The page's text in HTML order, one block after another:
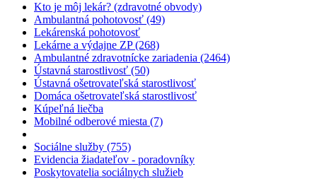
Kto je môj lekár? (zdravotné obvody)
Ambulantná pohotovosť (49)
Lekárenská pohotovosť
Lekárne a výdajne ZP (268)
Ambulantné zdravotnícke zariadenia (2464)
Ústavná starostlivosť (50)
Ústavná ošetrovateľská starostlivosť
Domáca ošetrovateľská starostlivosť
Kúpeľná liečba
Mobilné odberové miesta (7)
Sociálne služby (755)
Evidencia žiadateľov - poradovníky
Poskytovatelia sociálnych služieb